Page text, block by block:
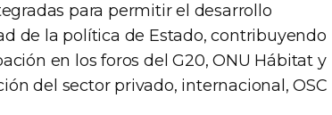
para permitir el desarrollo
de la política de Estado, contribuyendo
en los foros del G20, ONU Hábitat y
del sector privado, internacional, OSC